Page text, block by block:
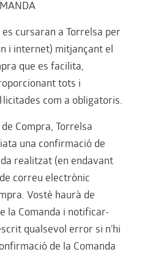
cursaran a Torrelsa per
i internet) mitjançant el
que es facilita,
tots i
com a obligatoris.
Compra, Torrelsa
una confirmació de
realitzat (en endavant
correu electrònic
Vostè haurà de
la Comanda i notificar-
qualsevol error si n'hi
de la Comanda